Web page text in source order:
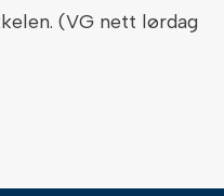
(VG nett lørdag